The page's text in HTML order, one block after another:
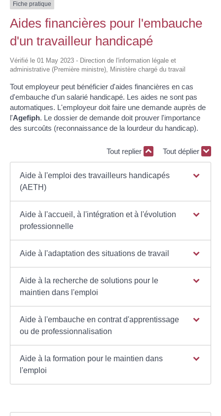
Fiche pratique
Aides financières pour l'embauche
d'un travailleur handicapé
Vérifié le 01 May 2023 - Direction de l'information légale et
administrative (Première ministre), Ministère chargé du travail
Tout employeur peut bénéficier d'aides financières en cas
d'embauche d'un salarié handicapé. Les aides ne sont pas
automatiques. L'employeur doit faire une demande auprès de
l'Agefiph. Le dossier de demande doit prouver l'importance
des surcoûts (reconnaissance de la lourdeur du handicap).
Tout replier Tout déplier
Aide à l'emploi des travailleurs handicapés
(AETH)
Aide à l'accueil, à l'intégration et à l'évolution
professionnelle
Aide à l'adaptation des situations de travail
Aide à la recherche de solutions pour le
maintien dans l'emploi
Aide à l'embauche en contrat d'apprentissage
ou de professionnalisation
Aide à la formation pour le maintien dans
l'emploi